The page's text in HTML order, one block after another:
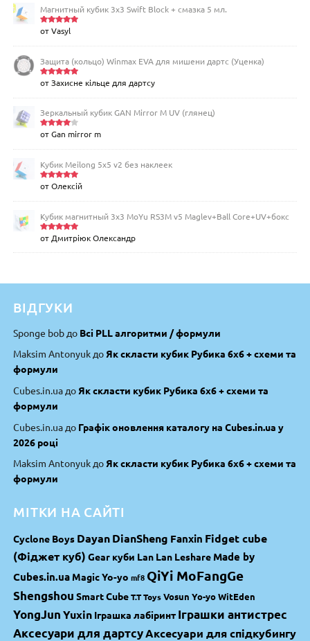
Магнитный кубик 3х3 Swift Block + смазка 5 мл.
Оценка
от Vasyl
Защита (кольцо) Winmax EVA для мишени дартс (Уценка)
Оценка5
от Захисне кільце для дартсу
Зеркальный кубик GAN Mirror M UV (глянец)
Оценка
от Gan mirror m
Кубик Meilong 5x5 v2 без наклеек
Оценка5
от Олексій
Кубик магнитный 3х3 MoYu RS3M v5 Maglev+Ball Core+UV+бокс
Оценка5
от Дмитріюк Олександр
ВІДГУКИ
Sponge bob до Всі PLL алгоритми / формули
Maksim Antonyuk до Як скласти кубик Рубика 6х6 + схеми та
формули
Cubes.in.ua до Як скласти кубик Рубика 6х6 + схеми та
формули
Cubes.in.ua до Графік оновлення каталогу на Cubes.in.ua у
2026 році
Maksim Antonyuk до Як скласти кубик Рубика 6х6 + схеми та
формули
МІТКИ НА САЙТІ
Cyclone Boys DayanDianSheng Fanxin Fidget cube
(Фіджет куб) Gear куби Lan Lan Leshare Made by
Cubes.in.ua Magic Yo-yo mf8 QiYi MoFangGe
Shengshou Smart Cube T.T Toys Vosun Yo-yoWitEden
YongJun Yuxin Іграшка лабіринт Іграшки антистрес
Аксесуари для дартсуАксесуари для спідкубингу